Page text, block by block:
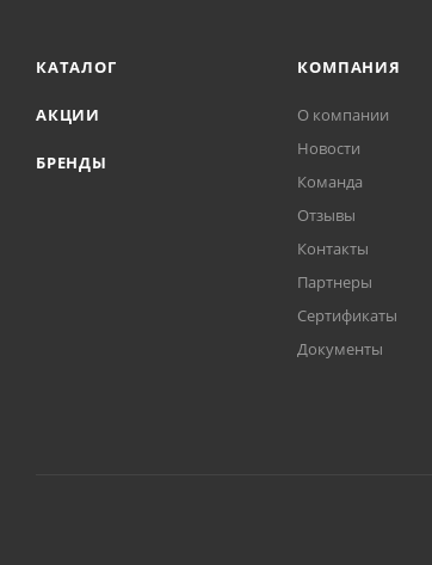
КАТАЛОГ
АКЦИИ
БРЕНДЫ
КОМПАНИЯ
О компании
Новости
Команда
Отзывы
Контакты
Партнеры
Сертификаты
Документы